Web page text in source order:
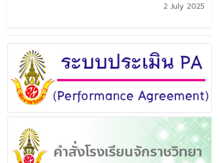
2 July 2025